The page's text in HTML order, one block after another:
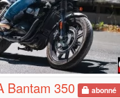
Bantam 350 abonné